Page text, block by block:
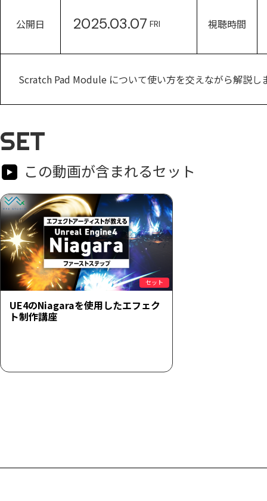
公開日 2025.03.07 FRI 視聴時間
Scratch Pad Module について使い方を交えながら解説し
SET
この動画が含まれるセット
セット
UE4のNiagaraを使用したエフェク
ト制作講座